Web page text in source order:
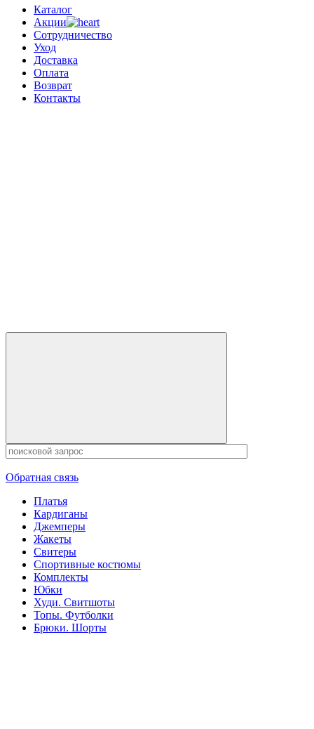
Каталог
Акции
Сотрудничество
Уход
Доставка
Оплата
Возврат
Контакты
Обратная связь
Платья
Кардиганы
Джемперы
Жакеты
Свитеры
Спортивные костюмы
Комплекты
Юбки
Худи. Свитшоты
Топы. Футболки
Брюки. Шорты